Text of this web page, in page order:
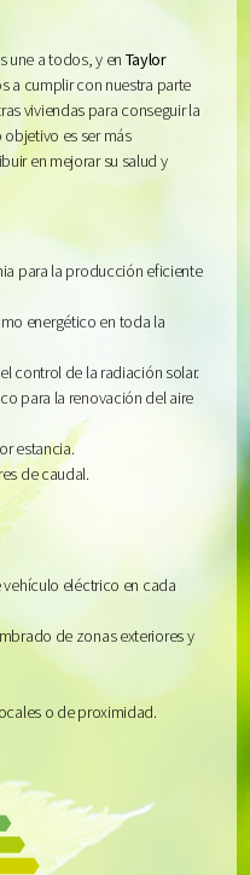
une a todos, y en Taylor
a cumplir con nuestra parte
viviendas para conseguir la
es ser más
en mejorar su salud y
para la producción eficiente
energético en toda la
control de la radiación solar.
para la renovación del aire
estancia.
de caudal.
eléctrico en cada
de zonas exteriores y
o de proximidad.